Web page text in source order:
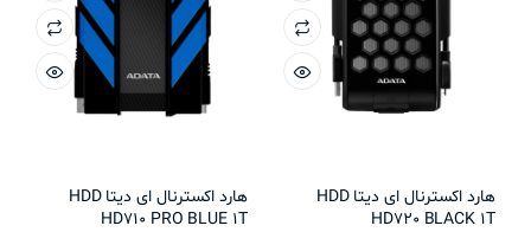
هارد اکسترنال ای دیتا HDD
HD720 BLACK 1T
هارد اکسترنال ای دیتا HDD
HD710 PRO BLUE 1T